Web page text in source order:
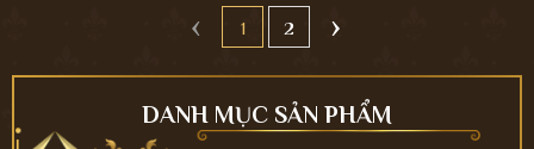
‹ 1 2 ›
DANH MỤC SẢN PHẨM